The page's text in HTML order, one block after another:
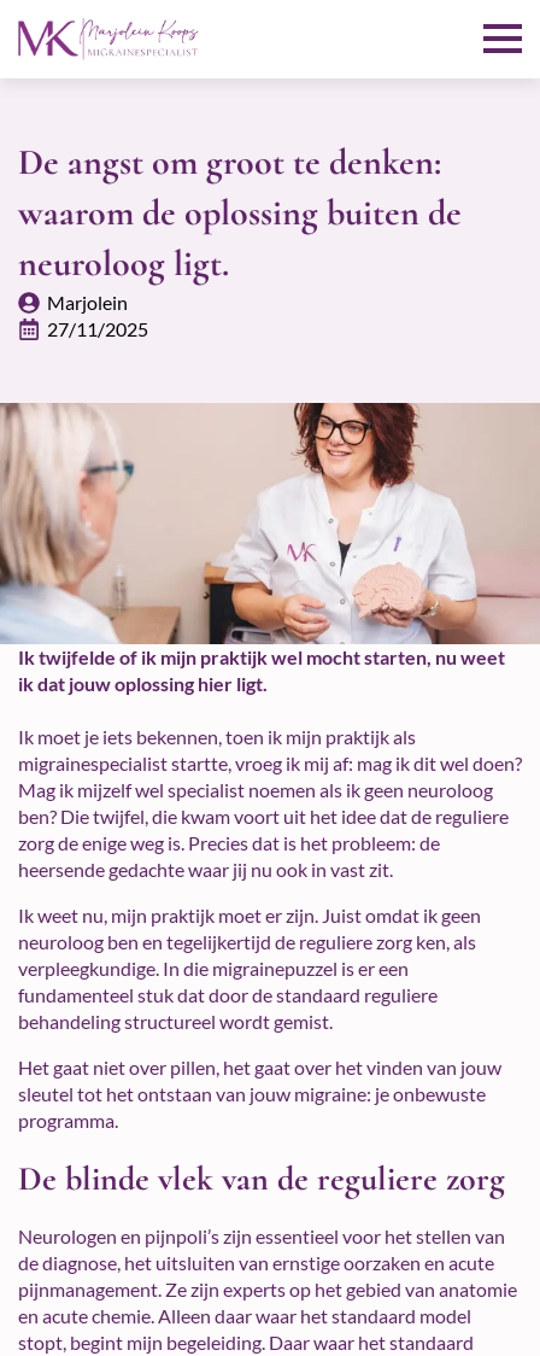
De angst om groot te denken:
waarom de oplossing buiten de
neuroloog ligt.
Marjolein
27/11/2025
Ik twijfelde of ik mijn praktijk wel mocht starten, nu weet
ik dat jouw oplossing hier ligt.
Ik moet je iets bekennen, toen ik mijn praktijk als
migrainespecialist startte, vroeg ik mij af: mag ik dit wel doen?
Mag ik mijzelf wel specialist noemen als ik geen neuroloog
ben? Die twijfel, die kwam voort uit het idee dat de reguliere
zorg de enige weg is. Precies dat is het probleem: de
heersende gedachte waar jij nu ook in vast zit.
Ik weet nu, mijn praktijk moet er zijn. Juist omdat ik geen
neuroloog ben en tegelijkertijd de reguliere zorg ken, als
verpleegkundige. In die migrainepuzzel is er een
fundamenteel stuk dat door de standaard reguliere
behandeling structureel wordt gemist.
Het gaat niet over pillen, het gaat over het vinden van jouw
sleutel tot het ontstaan van jouw migraine: je onbewuste
programma.
De blinde vlek van de reguliere zorg
Neurologen en pijnpoli’s zijn essentieel voor het stellen van
de diagnose, het uitsluiten van ernstige oorzaken en acute
pijnmanagement. Ze zijn experts op het gebied van anatomie
en acute chemie. Alleen daar waar het standaard model
stopt, begint mijn begeleiding. Daar waar het standaard